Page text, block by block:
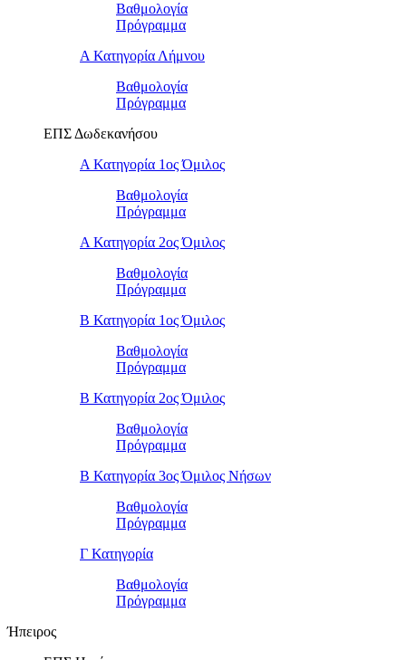
Βαθμολογία
Πρόγραμμα
Α Κατηγορία Λήμνου
Βαθμολογία
Πρόγραμμα
ΕΠΣ Δωδεκανήσου
Α Κατηγορία 1ος Όμιλος
Βαθμολογία
Πρόγραμμα
Α Κατηγορία 2ος Όμιλος
Βαθμολογία
Πρόγραμμα
Β Κατηγορία 1ος Όμιλος
Βαθμολογία
Πρόγραμμα
Β Κατηγορία 2ος Όμιλος
Βαθμολογία
Πρόγραμμα
Β Κατηγορία 3ος Όμιλος Νήσων
Βαθμολογία
Πρόγραμμα
Γ Κατηγορία
Βαθμολογία
Πρόγραμμα
Ήπειρος